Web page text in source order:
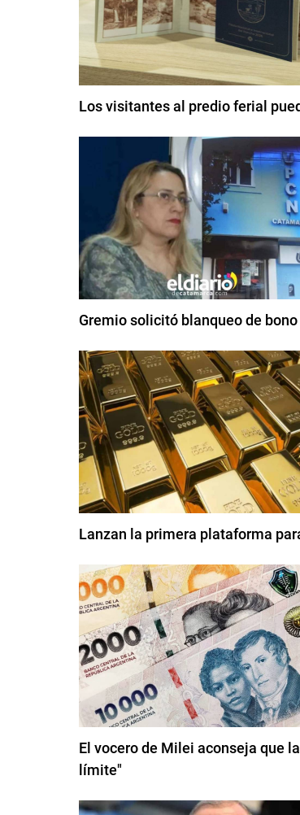
Los visitantes al predio ferial
Gremio solicitó blanqueo de
Lanzan la primera plataforma
El vocero de Milei aconseja que
límite"